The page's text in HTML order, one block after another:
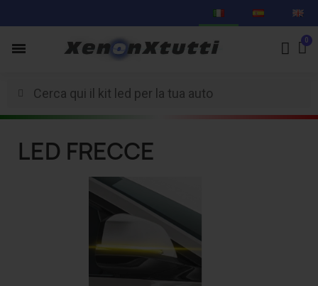
LED FRECCE